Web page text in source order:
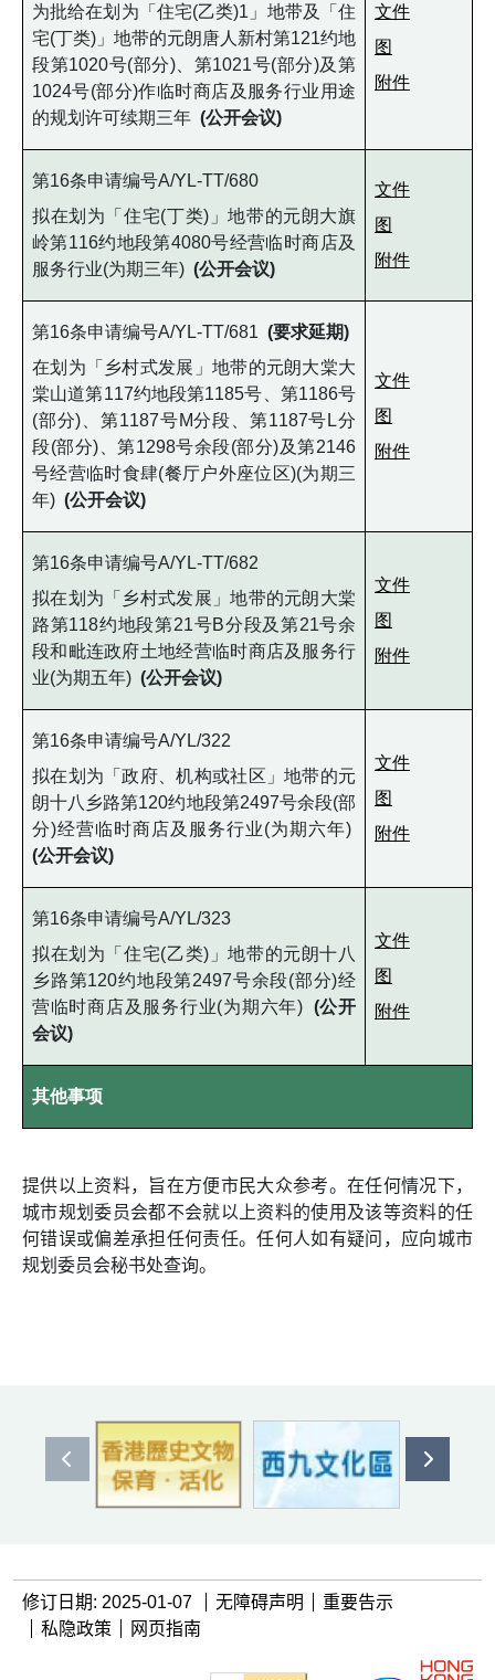
为批给在划为「住宅(乙类)1」地带及「住
宅(丁类)」地带的元朗唐人新村第121约地
段第1020号(部分)、第1021号(部分)及第
1024号(部分)作临时商店及服务行业用途
的规划许可续期三年 (公开会议)
文件
图
附件
第16条申请编号A/YL-TT/680
拟在划为「住宅(丁类)」地带的元朗大旗
岭第116约地段第4080号经营临时商店及
服务行业(为期三年) (公开会议)
文件
图
附件
第16条申请编号A/YL-TT/681 (要求延期)
在划为「乡村式发展」地带的元朗大棠大
棠山道第117约地段第1185号、第1186号
(部分)、第1187号M分段、第1187号L分
段(部分)、第1298号余段(部分)及第2146
号经营临时食肆(餐厅户外座位区)(为期三
年) (公开会议)
文件
图
附件
第16条申请编号A/YL-TT/682
拟在划为「乡村式发展」地带的元朗大棠
路第118约地段第21号B分段及第21号余
段和毗连政府土地经营临时商店及服务行
业(为期五年) (公开会议)
文件
图
附件
第16条申请编号A/YL/322
拟在划为「政府、机构或社区」地带的元
朗十八乡路第120约地段第2497号余段(部
分)经营临时商店及服务行业(为期六年)
(公开会议)
文件
图
附件
第16条申请编号A/YL/323
拟在划为「住宅(乙类)」地带的元朗十八
乡路第120约地段第2497号余段(部分)经
营临时商店及服务行业(为期六年) (公开
会议)
文件
图
附件
其他事项
提供以上资料，旨在方便市民大众参考。在任何情况下，
城市规划委员会都不会就以上资料的使用及该等资料的任
何错误或偏差承担任何责任。任何人如有疑问，应向城市
规划委员会秘书处查询。
上一个 下一个
修订日期: 2025-01-07 无障碍声明
重要告示
私隐政策
网页指南